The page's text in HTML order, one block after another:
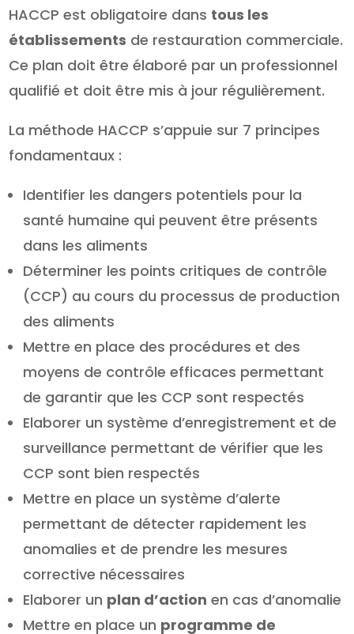
HACCP est obligatoire dans tous les
établissements de restauration commerciale.
Ce plan doit être élaboré par un professionnel
qualifié et doit être mis à jour régulièrement.
La méthode HACCP s’appuie sur 7 principes
fondamentaux :
Identifier les dangers potentiels pour la
santé humaine qui peuvent être présents
dans les aliments
Déterminer les points critiques de contrôle
(CCP) au cours du processus de production
des aliments
Mettre en place des procédures et des
moyens de contrôle efficaces permettant
de garantir que les CCP sont respectés
Elaborer un système d’enregistrement et de
surveillance permettant de vérifier que les
CCP sont bien respectés
Mettre en place un système d’alerte
permettant de détecter rapidement les
anomalies et de prendre les mesures
corrective nécessaires
Elaborer un plan d’action en cas d’anomalie
Mettre en place un programme de